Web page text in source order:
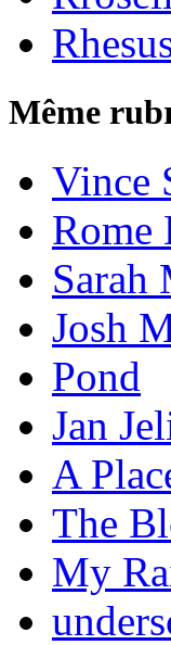
Même
Vince
Rome
Sarah
Josh
Pond
Jan
A
The
My